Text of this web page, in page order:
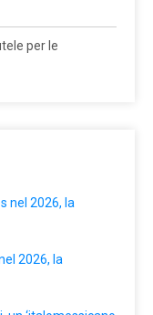
per le
nel 2026, la
2026, la